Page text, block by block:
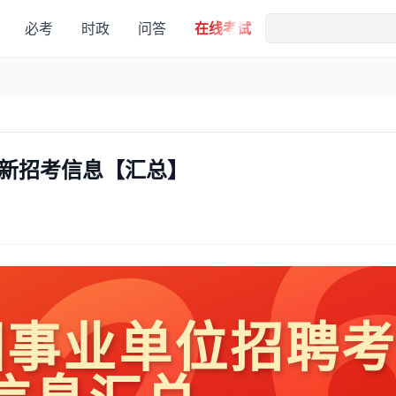
必考 时政 问答 在线考试
考信息【汇总】
业单位招聘考